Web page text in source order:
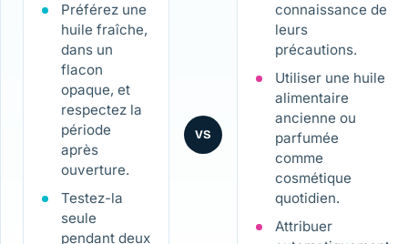
Préférez une
huile fraîche,
dans un
flacon
opaque, et
respectez la
période
après
ouverture.
Testez-la
seule
pendant deux
VS
connaissance de
leurs
précautions.
Utiliser une huile
alimentaire
ancienne ou
parfumée
comme
cosmétique
quotidien.
Attribuer